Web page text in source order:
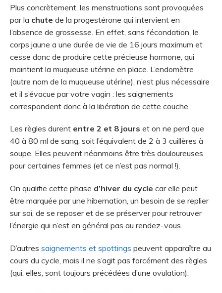
Plus concrètement, les menstruations sont provoquées
par la chute de la progestérone qui intervient en
l’absence de grossesse. En effet, sans fécondation, le
corps jaune a une durée de vie de 16 jours maximum et
cesse donc de produire cette précieuse hormone, qui
maintient la muqueuse utérine en place. L’endomètre
(autre nom de la muqueuse utérine), n’est plus nécessaire
et il s’évacue par votre vagin : les saignements
correspondent donc à la libération de cette couche.
Les règles durent entre 2 et 8 jours et on ne perd que
40 à 80 ml de sang, soit l’équivalent de 2 à 3 cuillères à
soupe. Elles peuvent néanmoins être très douloureuses
pour certaines femmes (et ce n’est pas normal !).
On qualifie cette phase d’hiver du cycle car elle peut
être marquée par une hibernation, un besoin de se replier
sur soi, de se reposer et de se préserver pour retrouver
l’énergie qui n’est en général pas au rendez-vous.
D’autres saignements et spottings peuvent apparaître au
cours du cycle, mais il ne s’agit pas forcément des règles
(qui, elles, sont toujours précédées d’une ovulation).